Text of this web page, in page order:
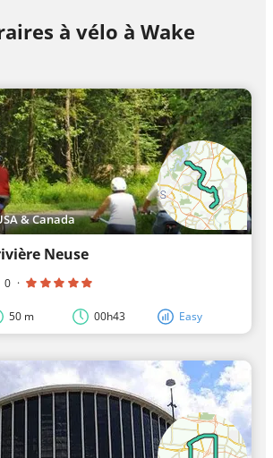
à vélo à Wake
& Canada
Neuse
0 ·
50 m 00h43 Easy